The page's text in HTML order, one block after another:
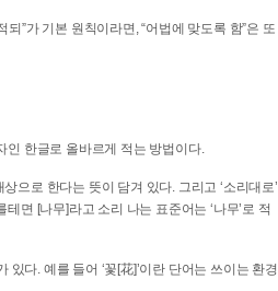
”가 기본 원칙이라면, “어법에 맞도록 함”은 또
인 한글로 올바르게 적는 방법이다.
으로 한다는 뜻이 담겨 있다. 그리고 ‘소리대로’
다. 예를 들어 ‘꽃[花]’이란 단어는 쓰이는 환경